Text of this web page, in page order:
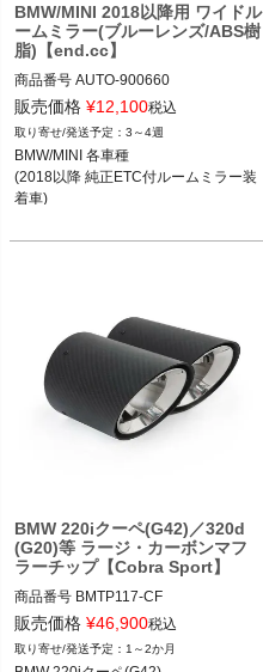
BMW/MINI 2018以降用 ワイドル
ームミラー(ブルーレンズ/ABS樹
脂)【end.cc】
商品番号 AUTO-900660
900660
BMW/MINI 各車種
(2018以降 純正ETC付ルームミラー装
着車)
販売価格 ¥12,100税込
3～4週
BMW/MINI 各車種
(2018以降 純正ETC付ルームミラー装
着車)
BMW 220iクーペ(G42)／320d
(G20)等 ラージ・カーボンマフ
ラーチップ【Cobra Sport】
商品番号 BMTP117-CF
・BMW 2シリーズクーペ(G42) 21-
218i/220i/230i/220d
販売価格 ¥46,900税込
1～2か月